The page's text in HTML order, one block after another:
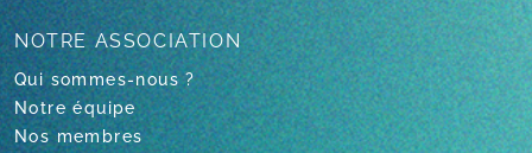
NOTREASSOCIATION
Qui sommes-nous ?
Notre équipe
Nos membres